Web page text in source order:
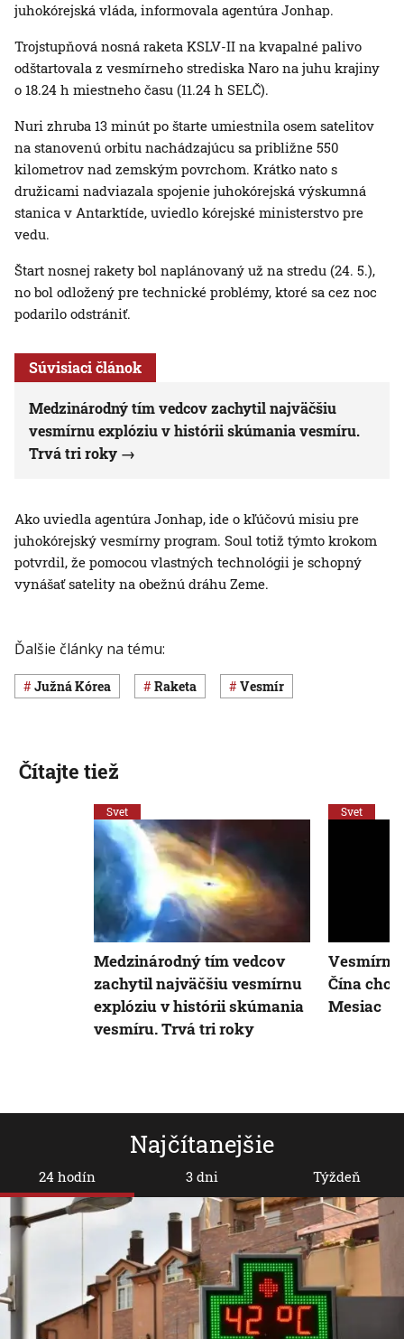
juhokórejská vláda, informovala agentúra Jonhap.
Trojstupňová nosná raketa KSLV-II na kvapalné palivo
odštartovala z vesmírneho strediska Naro na juhu krajiny
o 18.24 h miestneho času (11.24 h SELČ).
Nuri zhruba 13 minút po štarte umiestnila osem satelitov
na stanovenú orbitu nachádzajúcu sa približne 550
kilometrov nad zemským povrchom. Krátko nato s
družicami nadviazala spojenie juhokórejská výskumná
stanica v Antarktíde, uviedlo kórejské ministerstvo pre
vedu.
Štart nosnej rakety bol naplánovaný už na stredu (24. 5.),
no bol odložený pre technické problémy, ktoré sa cez noc
podarilo odstrániť.
Súvisiaci článok
Medzinárodný tím vedcov zachytil najväčšiu
vesmírnu explóziu v histórii skúmania vesmíru.
Trvá tri roky
Ako uviedla agentúra Jonhap, ide o kľúčovú misiu pre
juhokórejský vesmírny program. Soul totiž týmto krokom
potvrdil, že pomocou vlastných technológii je schopný
vynášať satelity na obežnú dráhu Zeme.
Ďalšie články na tému:
Južná Kórea raketa vesmír
Najčítanejšie
24 hodín 3 dni Týždeň
Čítajte tiež
Svet
Medzinárodný tím vedcov
zachytil najväčšiu vesmírnu
explóziu v histórii skúmania
vesmíru. Trvá tri roky
Svet
Čína
Mesiac